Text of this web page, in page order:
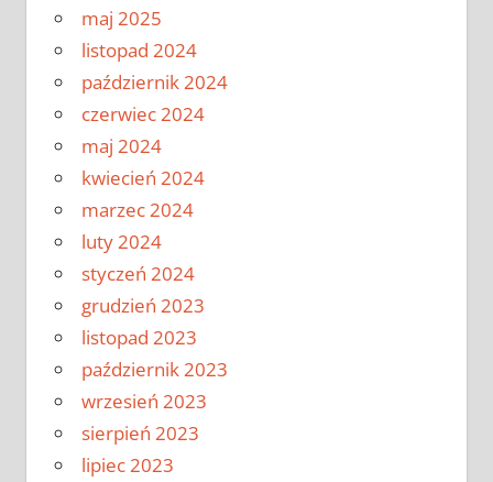
maj 2025
listopad 2024
październik 2024
czerwiec 2024
maj 2024
kwiecień 2024
marzec 2024
luty 2024
styczeń 2024
grudzień 2023
listopad 2023
październik 2023
wrzesień 2023
sierpień 2023
lipiec 2023